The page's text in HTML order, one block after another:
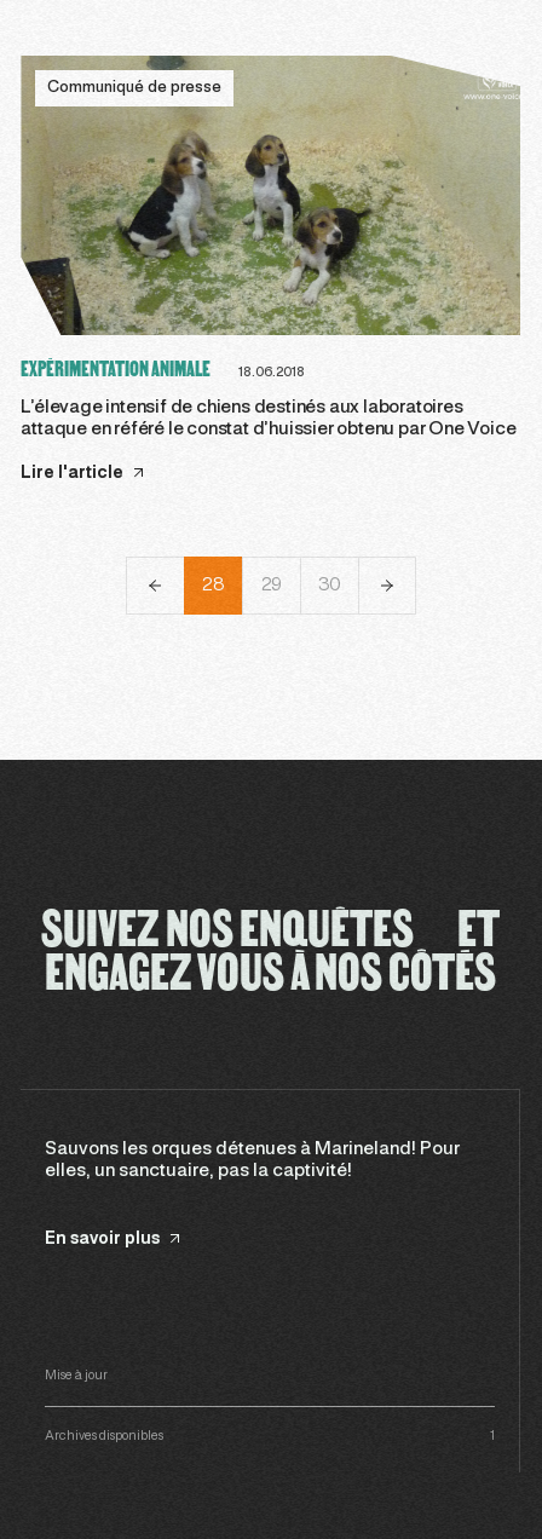
Communiqué de presse
EXPÉRIMENTATION ANIMALE 18.06.2018
L’élevage intensif de chiens destinés aux laboratoires
attaque en référé le constat d’huissier obtenu par One Voice
Lire l'article
27 28 29 30 31
SUIVEZ NOS ENQUÊTES ET
ENGAGEZ VOUS À NOS CÔTÉS
Sauvons les orques détenues à Marineland! Pour
elles, un sanctuaire, pas la captivité!
En savoir plus
Mise à jour
Archives disponibles 1